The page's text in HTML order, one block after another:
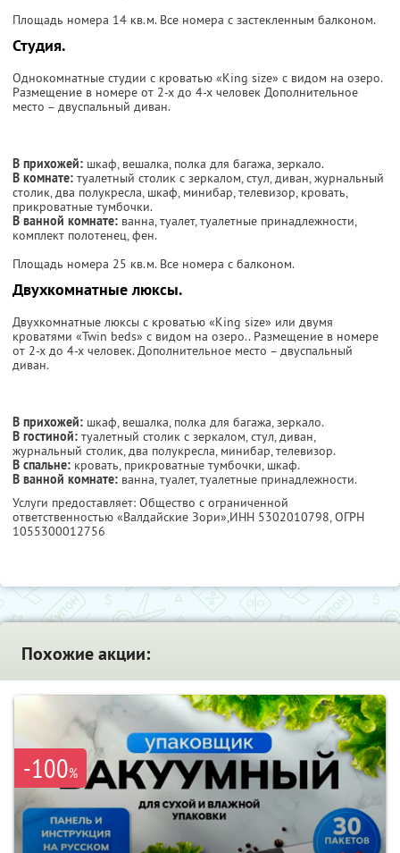
Площадь номера 14 кв.м. Все номера с застекленным балконом.
Студия.
Однокомнатные студии с кроватью «King size» с видом на озеро.
Размещение в номере от 2-х до 4-х человек Дополнительное
место – двуспальный диван.
В прихожей: шкаф, вешалка, полка для багажа, зеркало.
В комнате: туалетный столик с зеркалом, стул, диван, журнальный
столик, два полукресла, шкаф, минибар, телевизор, кровать,
прикроватные тумбочки.
В ванной комнате: ванна, туалет, туалетные принадлежности,
комплект полотенец, фен.
Площадь номера 25 кв.м. Все номера с балконом.
Двухкомнатные люксы.
Двухкомнатные люксы с кроватью «King size» или двумя
кроватями «Twin beds» с видом на озеро.. Размещение в номере
от 2-х до 4-х человек. Дополнительное место – двуспальный
диван.
В прихожей: шкаф, вешалка, полка для багажа, зеркало.
В гостиной: туалетный столик с зеркалом, стул, диван,
журнальный столик, два полукресла, минибар, телевизор.
В спальне: кровать, прикроватные тумбочки, шкаф.
В ванной комнате: ванна, туалет, туалетные принадлежности.
Услуги предоставляет: Общество с ограниченной
ответственностью «Валдайские Зори»,ИНН 5302010798, ОГРН
1055300012756
Похожие акции:
-100%